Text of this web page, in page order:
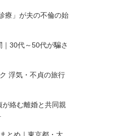
療」が夫の不倫の始
30代～50代が騙さ
浮気・不貞の旅行
絡む離婚と共同親